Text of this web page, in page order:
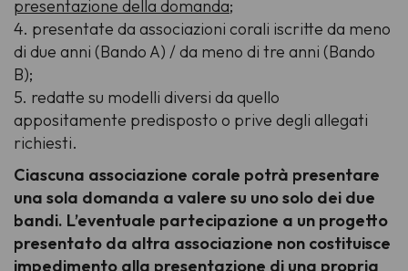
presentazione della domanda;
4. presentate da associazioni corali iscritte da meno
di due anni (Bando A) / da meno di tre anni (Bando
B);
5. redatte su modelli diversi da quello
appositamente predisposto o prive degli allegati
richiesti.
Ciascuna associazione corale potrà presentare
una sola domanda a valere su uno solo dei due
bandi. L’eventuale partecipazione a un progetto
presentato da altra associazione non costituisce
impedimento alla presentazione di una propria